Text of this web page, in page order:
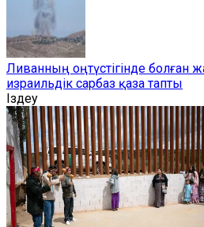
Ливанның оңтүстігінде болған
израильдік сарбаз қаза тапты
Іздеу